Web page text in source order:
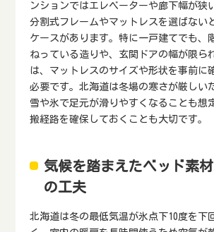
ンションではエレベーターや廊下幅が狭
分割式フレームやマットレスを選ばない
ケースがあります。特に一戸建てでも、
ねっている造りや、玄関ドアの幅が限ら
は、マットレスのサイズや形状を事前に
必要です。北海道は冬場の寒さが厳しい
雪や氷で足元が滑りやすくなることも想
搬経路を確保しておくことも大切です。
気候を踏まえたベッド素
の工夫
北海道は冬の最低気温が氷点下10度を下